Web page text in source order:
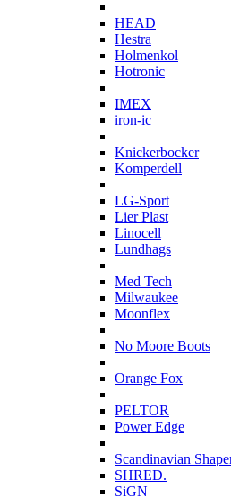
HEAD
Hestra
Holmenkol
Hotronic
IMEX
iron-ic
Knickerbocker
Komperdell
LG-Sport
Lier Plast
Linocell
Lundhags
Med Tech
Milwaukee
Moonflex
No Moore Boots
Orange Fox
PELTOR
Power Edge
Scandinavian
SHRED.
SiGN